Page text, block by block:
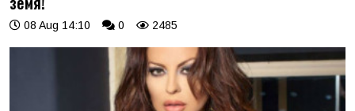
08 Aug 14:10 0 2485